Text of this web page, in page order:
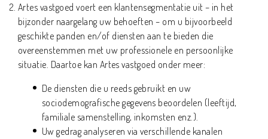
Artes vastgoed voert een klantensegmentatie uit – in het
bijzonder naargelang uw behoeften – om u bijvoorbeeld
geschikte panden en/of diensten aan te bieden die
overeenstemmen met uw professionele en persoonlijke
situatie. Daartoe kan Artes vastgoed onder meer:
De diensten die u reeds gebruikt en uw
sociodemografische gegevens beoordelen (leeftijd,
familiale samenstelling, inkomsten enz.).
Uw gedrag analyseren via verschillende kanalen